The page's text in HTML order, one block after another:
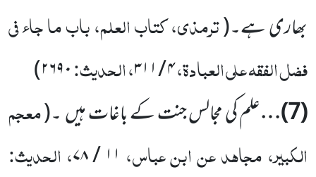
بھاری ہے۔(ترمذی، کتاب العلم، باب ما جاء فی
فضل الفقہ علی العبادۃ،۴/۳۱۱، الحدیث:۲۶۹۰)
(
7
)…علم کی مجالس جنت کے باغات ہیں۔(معجم
الکبیر، مجاہد عن ابن عباس، ۱۱/۷۸، الحدیث: